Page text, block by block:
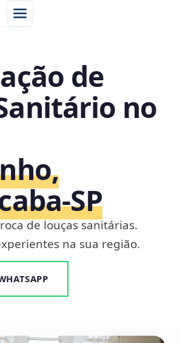
de
no
de louças sanitárias.
na sua região.